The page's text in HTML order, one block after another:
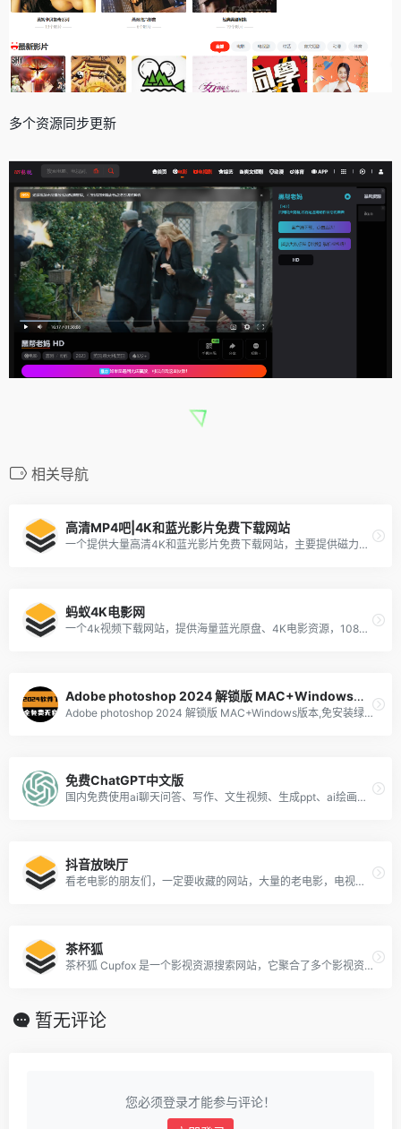
多个资源同步更新
相关导航
高清MP4吧|4K和蓝光影片免费下载网站
一个提供大量高清4K和蓝光影片免费下载网站，主要提供磁力下载，同时也可提供字幕下载
蚂蚁4K电影网
一个4k视频下载网站，提供海量蓝光原盘、4K电影资源，1080P高清资源以及最新剧集 供我们下载
Adobe photoshop 2024 解锁版 MAC+Windows版本
Adobe photoshop 2024 解锁版 MAC+Windows版本,免安装绿色版
免费ChatGPT中文版
国内免费使用ai聊天问答、写作、文生视频、生成ppt、ai绘画于一体的产品
抖音放映厅
看老电影的朋友们，一定要收藏的网站，大量的老电影，电视剧，动画片和老纪录片，均可找到
茶杯狐
茶杯狐 Cupfox 是一个影视资源搜索网站，它聚合了多个影视资源站点的资源，为用户提供了一个方便的搜索引擎来查找和观看各种电影和电视剧。
暂无评论
您必须登录才能参与评论！